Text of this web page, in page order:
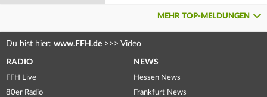
MEHR TOP-MELDUNGEN
Du bist hier: www.FFH.de >>> Video
RADIO
FFH Live
80er Radio
NEWS
Hessen News
Frankfurt News